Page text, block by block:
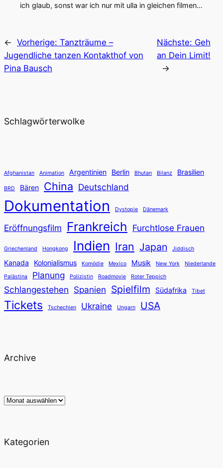
ich glaub, sonst war ich nur mit ulla in gleichen filmen…
← Vorherige: Tanzträume –
Jugendliche tanzen Kontakthof von
Pina Bausch
Nächste: Geh
an Dein Limit!
→
Schlagwörterwolke
Afghanistan Animation Argentinien Berlin Bhutan Bilanz Brasilien
BRD Bären China Deutschland
Dokumentation Dystopie Dänemark
Eröffnungsfilm Frankreich Furchtlose Frauen
Griechenland Hongkong Indien Iran Japan Jiddisch
Kanada Kolonialismus Komödie Mexico Musik New York
Niederlande
Palästina
Planung Polizistin Roadmovie Roter Teppich
Schlangestehen Spanien Spielfilm Südafrika Tibet
Tickets Tschechien Ukraine Ungarn USA
Archive
Archiv
Kategorien